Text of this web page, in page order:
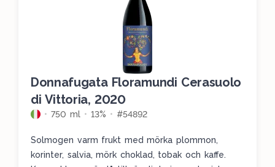
Donnafugata Floramundi Cerasuolo
di Vittoria, 2020
750 ml 13% #54892
Solmogen varm frukt med mörka plommon,
korinter, salvia, mörk choklad, tobak och kaffe.